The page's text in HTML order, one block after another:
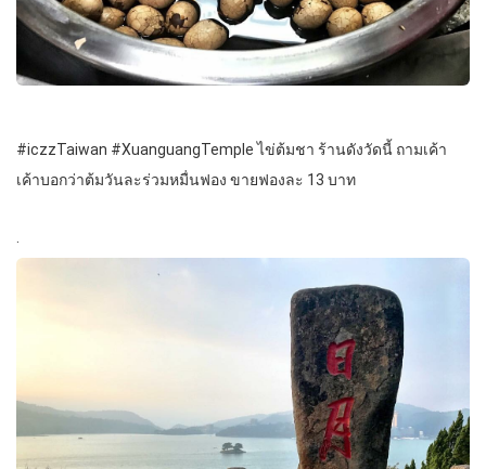
#iczzTaiwan #XuanguangTemple ไข่ต้มชา ร้านดังวัดนี้ ถามเค้า
เค้าบอกว่าต้มวันละร่วมหมื่นฟอง ขายฟองละ 13 บาท